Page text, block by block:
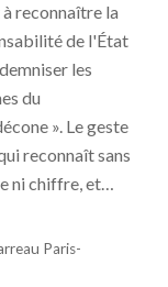
reconnaître la
de l'État
les
du
». Le geste
reconnaît sans
ni chiffre, et…
Paris-